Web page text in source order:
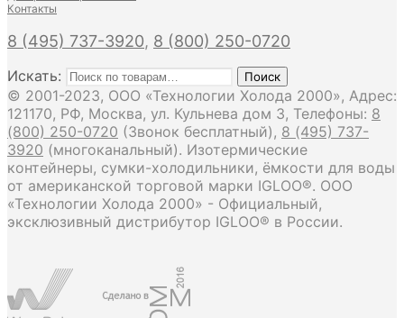
Контакты
8 (495) 737-3920, 8 (800) 250-0720
Искать: Поиск
© 2001-2023, ООО «Технологии Холода 2000», Адрес:
121170, РФ, Москва, ул. Кульнева дом 3, Телефоны: 8
(800) 250-0720 (Звонок бесплатный), 8 (495) 737-
3920 (многоканальный). Изотермические
контейнеры, сумки-холодильники, ёмкости для воды
от американской торговой марки IGLOO®. ООО
«Технологии Холода 2000» - Официальный,
эксклюзивный дистрибутор IGLOO® в России.